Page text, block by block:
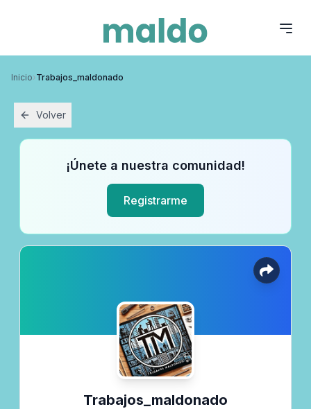
Inicio›Trabajos_maldonado
Volver
¡Únete a nuestra comunidad!
Registrarme
Trabajos_maldonado